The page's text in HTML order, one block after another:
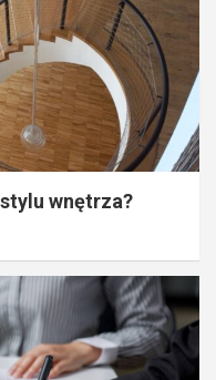
wnętrza?